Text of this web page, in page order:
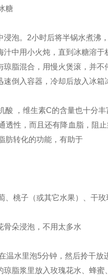
糖
浸泡。2小时后将半锅水煮沸
汁中用小火炖，直到冰糖溶于
琼脂混合，用慢火煲滚，并不
速倒入容器，冷却后放入冰箱
酸 ，维生素C的含量也十分
透性，而且还有降血脂，阻
肪转化的功能，有助于
、桃子（或其它水果）、干玫
骨朵浸泡，不用太多水
水里泡5分钟，然后拎干放
琼脂浆里放入玫瑰花水、蜂